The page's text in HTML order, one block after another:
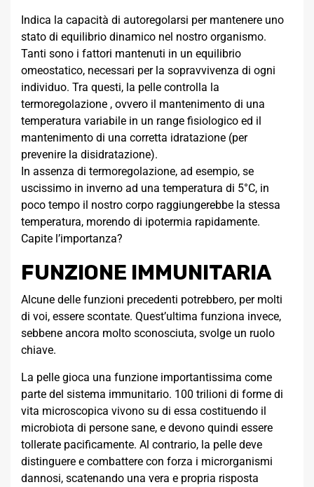
Indica la capacità di autoregolarsi per mantenere uno
stato di equilibrio dinamico nel nostro organismo.
Tanti sono i fattori mantenuti in un equilibrio
omeostatico, necessari per la sopravvivenza di ogni
individuo. Tra questi, la pelle controlla la
termoregolazione , ovvero il mantenimento di una
temperatura variabile in un range fisiologico ed il
mantenimento di una corretta idratazione (per
prevenire la disidratazione).
In assenza di termoregolazione, ad esempio, se
uscissimo in inverno ad una temperatura di 5°C, in
poco tempo il nostro corpo raggiungerebbe la stessa
temperatura, morendo di ipotermia rapidamente.
Capite l’importanza?
FUNZIONE IMMUNITARIA
Alcune delle funzioni precedenti potrebbero, per molti
di voi, essere scontate. Quest’ultima funziona invece,
sebbene ancora molto sconosciuta, svolge un ruolo
chiave.
La pelle gioca una funzione importantissima come
parte del sistema immunitario. 100 trilioni di forme di
vita microscopica vivono su di essa costituendo il
microbiota di persone sane, e devono quindi essere
tollerate pacificamente. Al contrario, la pelle deve
distinguere e combattere con forza i microrganismi
dannosi, scatenando una vera e propria risposta